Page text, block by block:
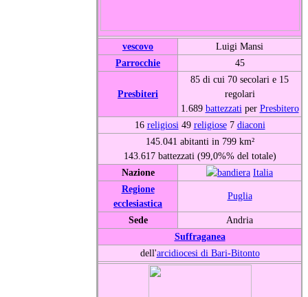
vescovo
Luigi Mansi
Parrocchie
45
Presbiteri
85 di cui 70 secolari e 15
regolari
1.689 battezzati per Presbitero
16 religiosi 49 religiose7 diaconi
145.041 abitanti in 799 km²
143.617 battezzati (99,0%% del totale)
Nazione
Italia
Regione
ecclesiastica
Puglia
Sede
Andria
Suffraganea
dell'arcidiocesi di Bari-Bitonto